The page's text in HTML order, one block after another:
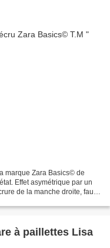
marque Zara Basics© de
Effet asymétrique par un
de la manche droite, faux
à paillettes Lisa